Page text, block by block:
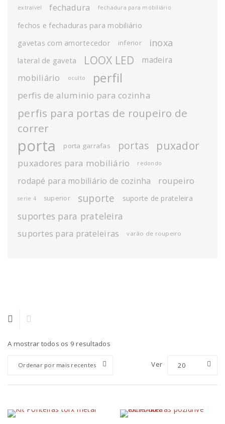
extraível fechadura fechadura para mobiliário
fechos e fechaduras para mobiliário
gavetas com amortecedor
inferior inoxa
lateral de gaveta LOOX LED madeira
mobiliário oculto perfil
perfis de aluminio para cozinha
perfis para portas de roupeiro de
correr
porta porta garrafas portas puxador
puxadores para mobiliário redondo
rodapé para mobiliário de cozinha roupeiro
serie 4 superior suporte suporte de prateleira
suportes para prateleira
suportes para prateleiras varão de roupeiro
A mostrar todos os 9 resultados
Ordenar por mais recentes Ver 20